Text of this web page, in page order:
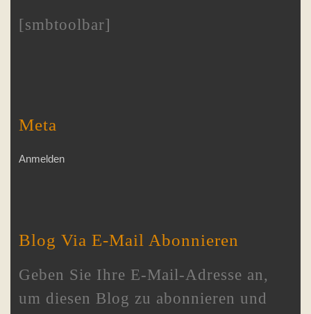
[smbtoolbar]
Meta
Anmelden
Blog Via E-Mail Abonnieren
Geben Sie Ihre E-Mail-Adresse an,
um diesen Blog zu abonnieren und